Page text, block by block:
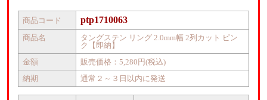
商品コード ptp1710063
商品名
タングステン リング 2.0mm幅 2列カット ピン
ク【即納】
金額
販売価格：5,280円(税込)
納期
通常２～３日以内に発送